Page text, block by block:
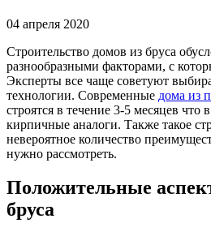
04 апреля 2020
Строительство домов из бруса
разнообразными факторами, с
Эксперты все чаще советуют
технологии. Современные дома из
строятся в течение 3-5 месяцев что
кирпичные аналоги. Также такое
невероятное количество
нужно рассмотреть.
Положительные
бруса